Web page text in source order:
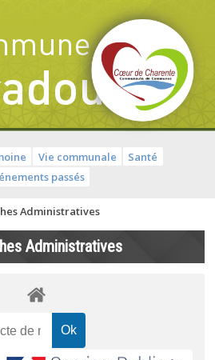
Vie communale
Santé
passés
Administratives
Administratives